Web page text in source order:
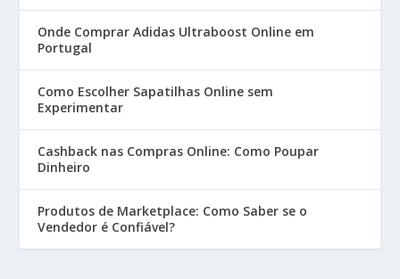
Onde Comprar Adidas Ultraboost Online em
Portugal
Como Escolher Sapatilhas Online sem
Experimentar
Cashback nas Compras Online: Como Poupar
Dinheiro
Produtos de Marketplace: Como Saber se o
Vendedor é Confiável?